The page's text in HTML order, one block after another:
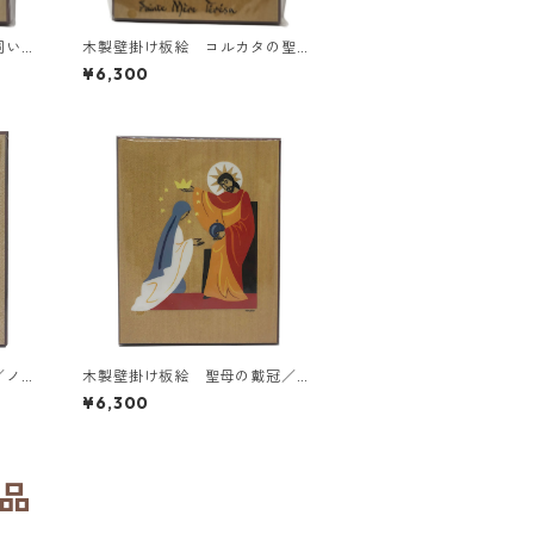
／
木製壁掛け板絵 コルカタの聖テ
レサ（マザー・テレサ）／ノート
ルダム・ド・ヴェニエール修道院
¥6,300
ー
木製壁掛け板絵 聖母の戴冠／ノ
ートルダム・ド・ヴェニエール修
道院（フランス）
¥6,300